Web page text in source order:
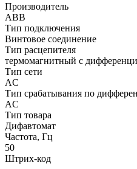
Производитель
ABB
Тип подключения
Винтовое соединение
Тип расцепителя
термомагнитный с
Тип сети
AC
Тип срабатывания по
AC
Тип товара
Дифавтомат
Частота, Гц
50
Штрих-код